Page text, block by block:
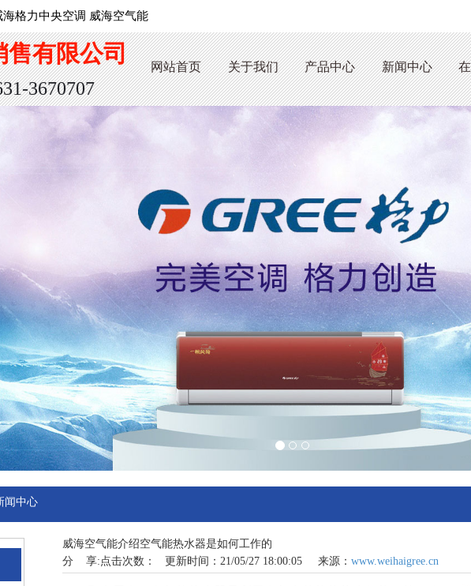
格力中央空调 威海空气能
售有限公司
3670707
网站首页 关于我们 产品中心 新闻中心
闻中心
威海空气能介绍空气能热水器是如何工作的
点击次数：
更新时间：21/05/27 18:00:05 来源： www.weihaigree.cn
分 享: